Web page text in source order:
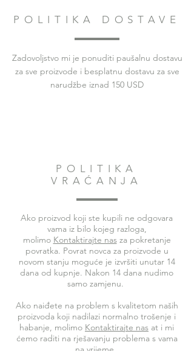
POLITIKA DOSTAVE
Zadovoljstvo mi je ponuditi paušalnu dostavu
za sve proizvode i besplatnu dostavu za sve
narudžbe iznad 150 USD
POLITIKA
VRAĆANJA
Ako proizvod koji ste kupili ne odgovara
vama iz bilo kojeg razloga,
molimo Kontaktirajte nasza pokretanje
povratka. Povrat novca za proizvode u
novom stanju moguće je izvršiti unutar 14
dana od kupnje. Nakon 14 dana nudimo
samo zamjenu.
Ako naiđete na problem s kvalitetom naših
proizvoda koji nadilazi normalno trošenje i
habanje, molimo Kontaktirajte nas at i mi
ćemo raditi na rješavanju problema s vama